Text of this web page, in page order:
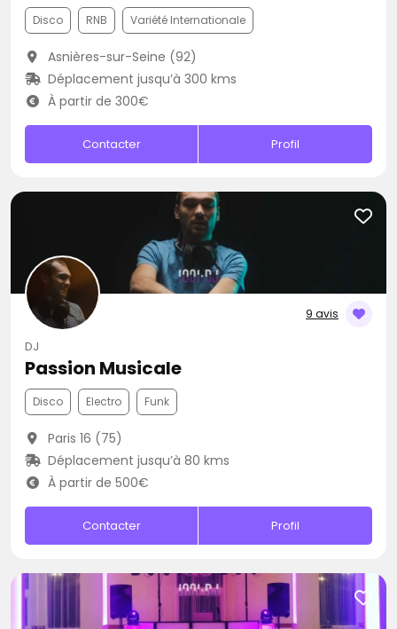
Disco RNB Variété Internationale
Asnières-sur-Seine (92)
Déplacement jusqu’à 300 kms
À partir de 300€
Contacter Profil
9 avis
DJ
Passion Musicale
Disco Electro Funk
Paris 16 (75)
Déplacement jusqu’à 80 kms
À partir de 500€
Contacter Profil